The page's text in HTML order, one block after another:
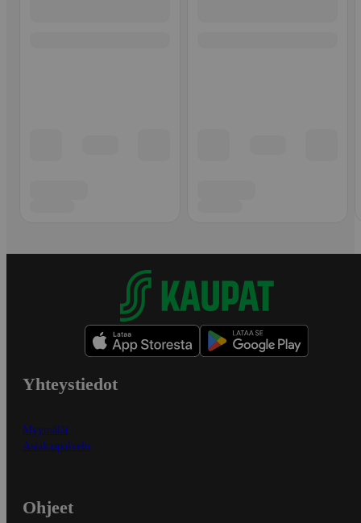
Yhteystiedot
Myymälät
Asiakaspalvelu
Ohjeet